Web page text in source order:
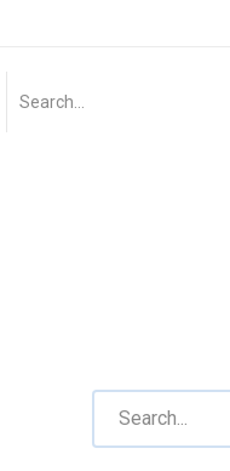
Мэдээлэл